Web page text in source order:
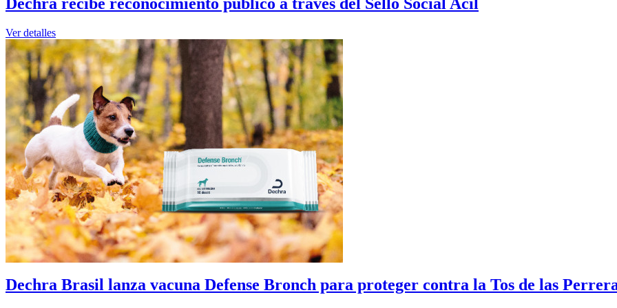
Ver detalles
Dechra Brasil lanza vacuna Defense Bronch para proteger contra la Tos de las